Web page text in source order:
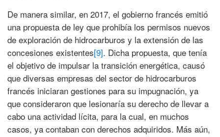
De manera similar, en 2017, el gobierno francés emitió
una propuesta de ley que prohibía los permisos nuevos
de exploración de hidrocarburos y la extensión de las
concesiones existentes[9]. Dicha propuesta, que tenía
el objetivo de impulsar la transición energética, causó
que diversas empresas del sector de hidrocarburos
francés iniciaran gestiones para su impugnación, ya
que consideraron que lesionaría su derecho de llevar a
cabo una actividad lícita, para la cual, en muchos
casos, ya contaban con derechos adquiridos. Más aún,